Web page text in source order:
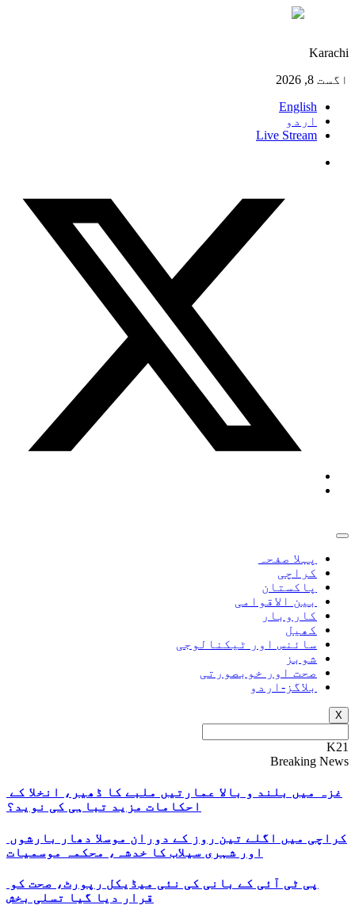
Karachi
اگست 8, 2026
English
اردو
Live Stream
پہلا صفحہ
کراچی
پاکستان
بین الاقوامی
کاروبار
کھیل
سائنس اور ٹیکنالوجی
شوبز
صحت اور خوبصورتی
بلاگز-اردو
X
K21
Breaking News
غزہ میں بلند و بالا عمارتیں ملبے کا ڈھیر، انخلا کے
احکامات مزید تباہی کی نوید؟
کراچی میں اگلے تین روز کے دوران موسلا دھار بارشوں
اور شہری سیلاب کا خدشہ، محکمہ موسمیات
پی ٹی آئی کے بانی کی نئی میڈیکل رپورٹ، صحت کو
قرار دیا گیا تسلی بخش